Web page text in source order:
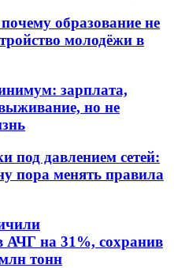
образование не
молодёжи в
зарплата,
но не
под давлением сетей:
пора менять правила
АЧГ на 31%, сохранив
тонн